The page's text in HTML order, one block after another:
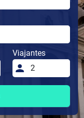
Viajantes